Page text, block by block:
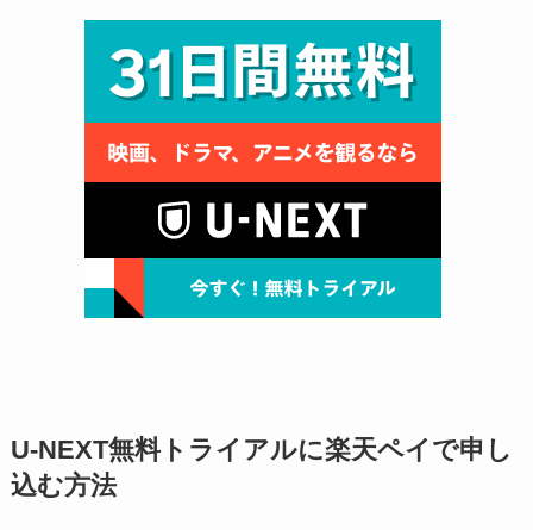
U-NEXT無料トライアルに楽天ペイで申し
込む方法